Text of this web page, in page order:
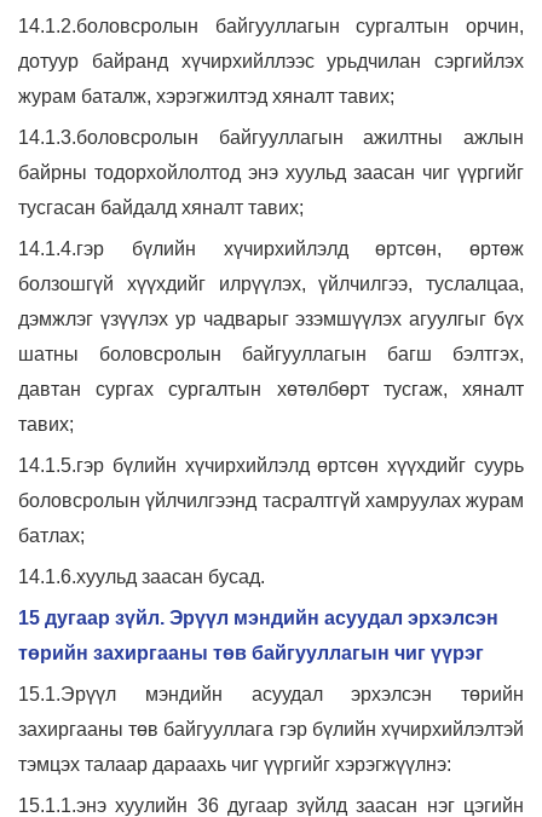
14.1.2.боловсролын байгууллагын сургалтын орчин,
дотуур байранд хүчирхийллээс урьдчилан сэргийлэх
журам баталж, хэрэгжилтэд хяналт тавих;
14.1.3.боловсролын байгууллагын ажилтны ажлын
байрны тодорхойлолтод энэ хуульд заасан чиг үүргийг
тусгасан байдалд хяналт тавих;
14.1.4.гэр бүлийн хүчирхийлэлд өртсөн, өртөж
болзошгүй хүүхдийг илрүүлэх, үйлчилгээ, туслалцаа,
дэмжлэг үзүүлэх ур чадварыг эзэмшүүлэх агуулгыг бүх
шатны боловсролын байгууллагын багш бэлтгэх,
давтан сургах сургалтын хөтөлбөрт тусгаж, хяналт
тавих;
14.1.5.гэр бүлийн хүчирхийлэлд өртсөн хүүхдийг суурь
боловсролын үйлчилгээнд тасралтгүй хамруулах журам
батлах;
14.1.6.хуульд заасан бусад.
15 дугаар зүйл. Эрүүл мэндийн асуудал эрхэлсэн
төрийн захиргааны төв байгууллагын чиг үүрэг
15.1.Эрүүл мэндийн асуудал эрхэлсэн төрийн
захиргааны төв байгууллага гэр бүлийн хүчирхийлэлтэй
тэмцэх талаар дараахь чиг үүргийг хэрэгжүүлнэ:
15.1.1.энэ хуулийн 36 дугаар зүйлд заасан нэг цэгийн